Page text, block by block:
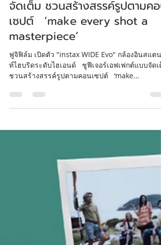
HYPER PIXEL
21 ม.ค. 2568
ยาว 2 นาที
ฟูจิฟิล์ม เปิดตัว "instax WIDE
ไฮเอนด์ ชูฟีเจอร์เอฟเฟกต์แบบ
เซปต์ ‘make every shot a
ฟูจิฟิล์ม เปิดตัว "instax WIDE Evo" กล้องอินสแตน
ท์ไฮบริดระดับไฮเอนด์ ชูฟีเจอร์เอฟเฟกต์แบบจัดเต็
ชวนสร้างสรรค์รูปตามคอนเซปต์ ‘make...